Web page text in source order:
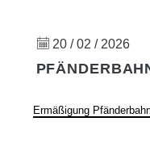
20 / 02 / 2026
Ermäßigung